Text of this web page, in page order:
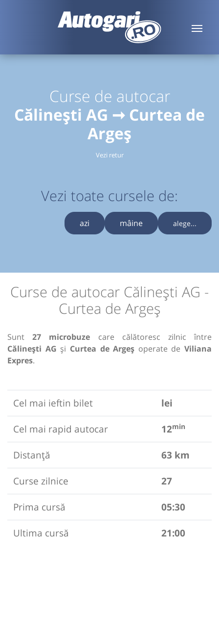
Curse de autocar
Călinești AG ➞ Curtea de
Argeș
Vezi retur
Vezi toate cursele de:
azi mâine alege...
Curse de autocar Călinești AG -
Curtea de Argeș
Sunt27 microbuze care călătoresc zilnic între
Călinești AG și Curtea de Argeș operate de Viliana
Expres.
Cel mai ieftin bilet
lei
Cel mai rapid autocar
12min
Distanță
63 km
Curse zilnice
27
Prima cursă
05:30
Ultima cursă
21:00